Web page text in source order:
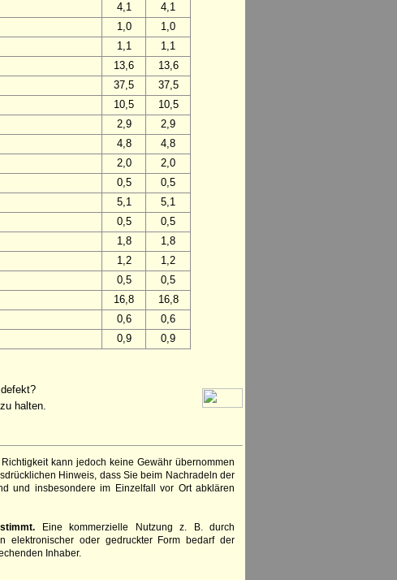
4,1
4,1
1,0
1,0
1,1
1,1
13,6
13,6
37,5
37,5
10,5
10,5
2,9
2,9
4,8
4,8
2,0
2,0
0,5
0,5
5,1
5,1
0,5
0,5
1,8
1,8
1,2
1,2
0,5
0,5
16,8
16,8
0,6
0,6
0,9 0,9
halten.
kann jedoch keine Gewähr übernommen
Hinweis, dass Sie beim Nachradeln der
und insbesondere im Einzelfall vor Ort abklären
Eine kommerzielle Nutzung z. B. durch
elektronischer oder gedruckter Form bedarf der
Inhaber.